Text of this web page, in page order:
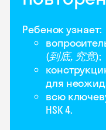
Ребенок узнает:
(到底, 究竟);
для
всю
HSK 4.